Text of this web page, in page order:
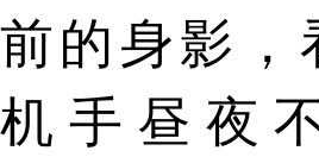
前的身影，
机手昼夜